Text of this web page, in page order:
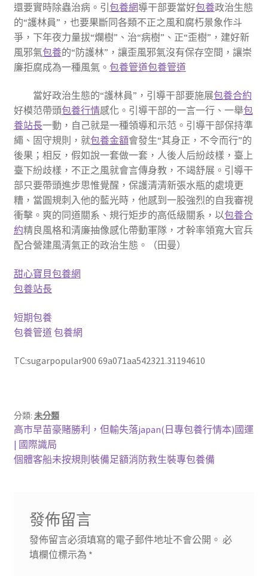
還要實時除蟲治病。引包養網導干部要當好包養政治生態
的“護林員”，也要果斷同各類不正之風和腐朽景象作斗
爭，下年夜力量拔“爛樹”、治“病樹”、正“歪樹”，建好新
風邪氣包養的“防護林”，讓歪風邪氣沒有保存空間，讓崇
廉拒腐成為一種風氣。 包養管道包養管道
當好政治生態的“護林員”，引導干部要施展包養合約
好模范帶頭包養行情感化。引導干部的一言一行、一舉包
養站長一動，自己就是一種領導和示范。引導干部保持準
繩、固守規則，就包養金額會發生“其身正，不令而行”的
後果；相反，假如說一套做一套，人後人后紛歧樣，臺上
臺下紛歧樣，不正之風就會言傳身教，不竭舒展。引導干
部只要帶頭進步思惟覺醒，保護清清新張水瓶的處境更
糟，當圓規刺入他的藍光時，他感到一股強烈的自我審視
衝擊。爽的同道關系、規行矩步的高低級關系，以包養合
約精良風格和清廉抽像感化帶動軍隊，才幹率領寬大官兵
配合營建風清氣正的政治生態。（田曼）
甜心寶貝包養網
包養站長
短期包養
包養管道包養網
TC:sugarpopular900 69a071aa542321.31194610
分類: 未分類
文
章
上
一
篇
高市早苗豪賭勝利，但輸失落japan(日專包養行情本)國運
| 國際識局
下
個體客船未按規則裝備足額消防救生裝專包養備
發佈留言
發佈留言必須填寫的電子郵件地址不會公開。 必
填欄位標示為 *